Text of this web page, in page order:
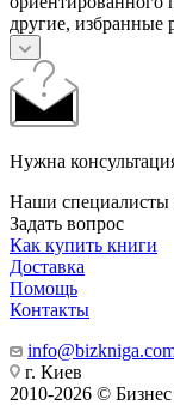
другие, избранные
Нужна
Наши специалисты
Задать вопрос
Как купить книги
Доставка
Помощь
Контакты
г. Киев
2010-2026 ©